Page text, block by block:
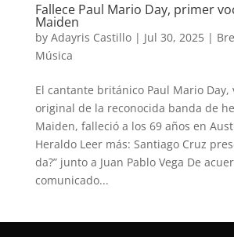
Fallece Paul Mario Day, primer
Maiden
by Adayris Castillo| Jul 30, 2025|
Música
El cantante británico Paul Mario Day,
original de la reconocida banda de
Maiden, falleció a los 69 años en
Heraldo Leer más: Santiago Cruz
da?” junto a Juan Pablo Vega De
comunicado...